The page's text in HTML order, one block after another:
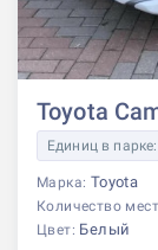
Toyota
Единиц в
Марка: Toyota
Количество
Цвет: Белый